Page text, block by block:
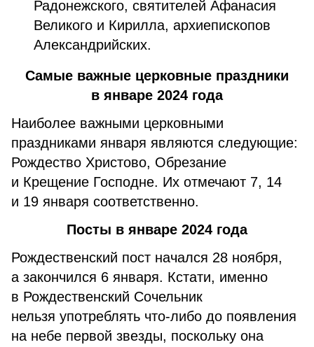
Радонежского, святителей Афанасия
Великого и Кирилла, архиепископов
Александрийских.
Самые важные церковные праздники
в январе 2024 года
Наиболее важными церковными
праздниками января являются следующие:
Рождество Христово, Обрезание
и Крещение Господне. Их отмечают 7, 14
и 19 января соответственно.
Посты в январе 2024 года
Рождественский пост начался 28 ноября,
а закончился 6 января. Кстати, именно
в Рождественский Сочельник
нельзя употреблять что-либо до появления
на небе первой звезды, поскольку она